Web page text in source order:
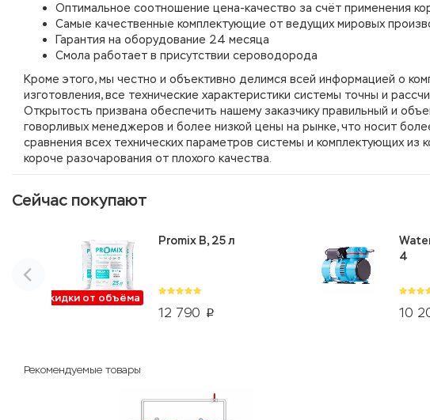
Оптимальное соотношение цена-качество за счёт применения
Самые качественные комплектующие от ведущих мировых
Гарантия на оборудование 24 месяца
Смола работает в присутствии сероводорода
Кроме этого, мы честно и объективно делимся всей информацией о
изготовления, все технические характеристики системы точны и
Открытость призвана обеспечить нашему заказчику правильный и
говорливых менеджеров и более низкой цены на рынке, что носит
сравнения всех технических параметров системы и комплектующих
короче разочарования от плохого качества.
Сейчас покупают
Скидки от объёма
12 790 p
Promix B, 25 л
10
4
Рекомендуемые товары